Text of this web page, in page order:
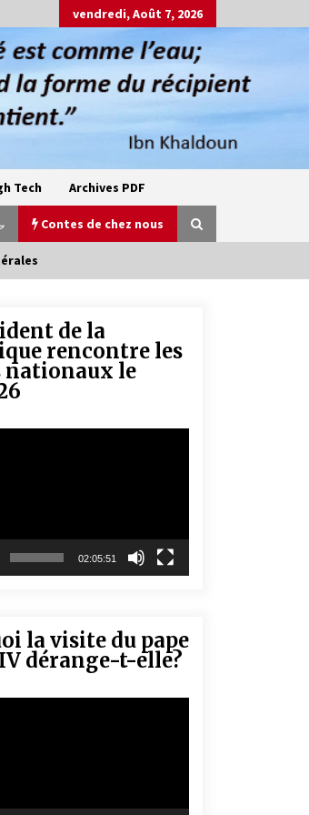
vendredi, Août 7, 2026
Tech Archives PDF
Contes de chez nous
el Gaïla / L’ogresse du M’zab
4 ans ago
5 ans ago
de la
rencontre les
nationaux le
02:05:51
la visite du pape
dérange-t-elle?